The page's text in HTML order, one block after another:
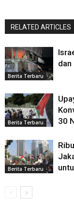
RELATED ARTICLES
Berita Terbaru
dan
Berita Terbaru
30
Berita Terbaru